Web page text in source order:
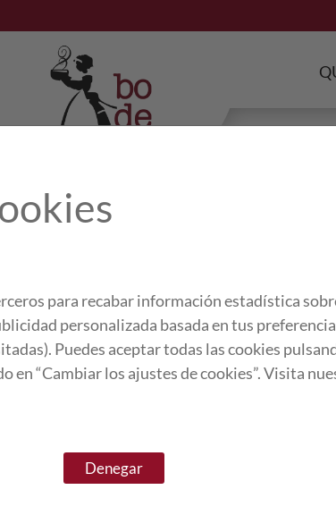
¿Viajamos hasta
nata líquida y tiras de
porque es muy
pasta italiana, y es que
Perforar el film de la
Microondas:
para recabar información estadística
personalizada basada en tus
Puedes aceptar todas las cookies
en “Cambiar los ajustes de cookies”. Visita
Denegar